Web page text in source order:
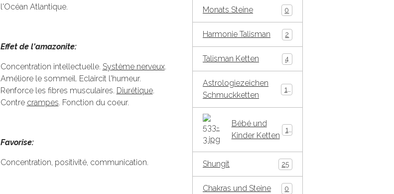
l'Océan Atlantique.
Effet de l'amazonite:
Concentration intellectuelle. Système nerveux.
Améliore le sommeil. Eclaircit l'humeur.
Renforce les fibres musculaires. Diurétique.
Contre crampes. Fonction du coeur.
Favorise:
Concentration, positivité, communication.
Monats Steine 0
Harmonie Talisman 2
Talisman Ketten 4
Astrologiezeichen
Schmuckketten
Bébé und
Kinder Ketten
Shungit 25
Chakras und Steine 0